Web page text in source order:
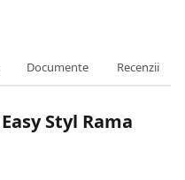
Documente Recenzii
Styl Rama